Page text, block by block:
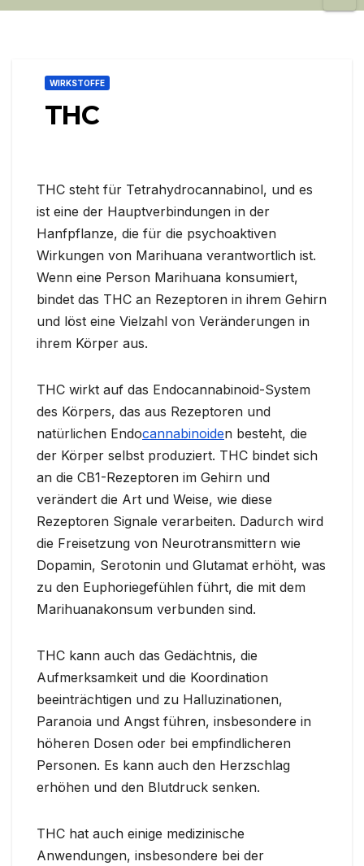
WIRKSTOFFE
THC
THC steht für Tetrahydrocannabinol, und es
ist eine der Hauptverbindungen in der
Hanfpflanze, die für die psychoaktiven
Wirkungen von Marihuana verantwortlich ist.
Wenn eine Person Marihuana konsumiert,
bindet das THC an Rezeptoren in ihrem Gehirn
und löst eine Vielzahl von Veränderungen in
ihrem Körper aus.
THC wirkt auf das Endocannabinoid-System
des Körpers, das aus Rezeptoren und
natürlichen Endocannabinoiden besteht, die
der Körper selbst produziert. THC bindet sich
an die CB1-Rezeptoren im Gehirn und
verändert die Art und Weise, wie diese
Rezeptoren Signale verarbeiten. Dadurch wird
die Freisetzung von Neurotransmittern wie
Dopamin, Serotonin und Glutamat erhöht, was
zu den Euphoriegefühlen führt, die mit dem
Marihuanakonsum verbunden sind.
THC kann auch das Gedächtnis, die
Aufmerksamkeit und die Koordination
beeinträchtigen und zu Halluzinationen,
Paranoia und Angst führen, insbesondere in
höheren Dosen oder bei empfindlicheren
Personen. Es kann auch den Herzschlag
erhöhen und den Blutdruck senken.
THC hat auch einige medizinische
Anwendungen, insbesondere bei der